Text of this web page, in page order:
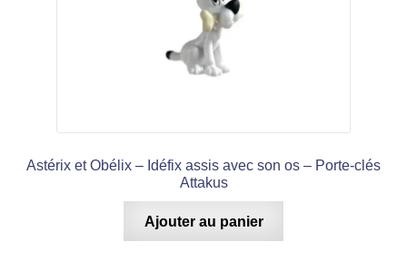
Astérix et Obélix – Idéfix assis avec son os – Porte-clés
Attakus
Ajouter au panier